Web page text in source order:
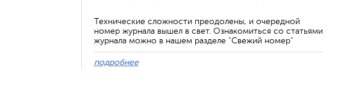
Технические сложности преодолены, и очередной
номер журнала вышел в свет. Ознакомиться со статьями
журнала можно в нашем разделе "Свежий номер"
подробнее